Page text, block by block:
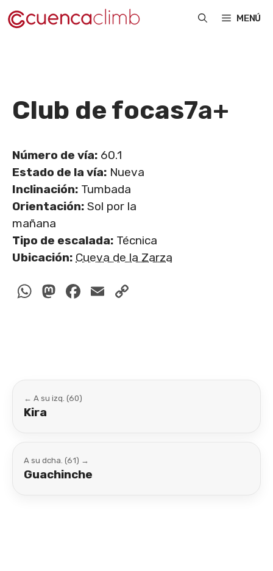
Saltar
al
MENÚ
Club de focas7a+
Número de vía: 60.1
Estado de la vía: Nueva
Inclinación: Tumbada
Orientación: Sol por la
mañana
Tipo de escalada: Técnica
Ubicación: Cueva de la Zarza
WhatsApp
Mastodon
Facebook
Email
← A su izq. (60)
Kira
A su dcha. (61) →
Guachinche